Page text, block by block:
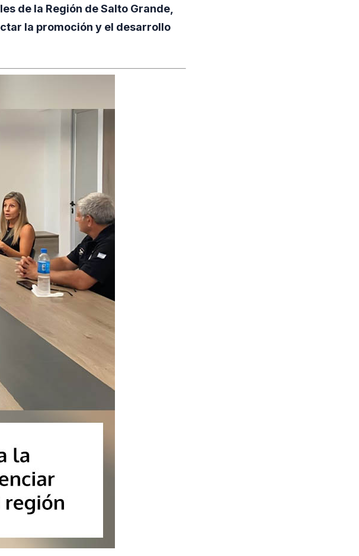
de la Región de Salto Grande,
la promoción y el desarrollo